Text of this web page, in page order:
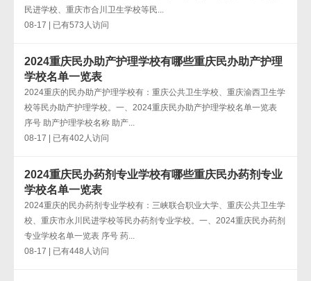
民进学校、重庆市合川卫生学校等民...
08-17 | 已有573人访问
2024重庆民办助产护理学校有哪些重庆民办助产护理
学校名单一览表
2024重庆的民办助产护理学校有：重庆公共卫生学校、重庆渝西卫生学
校等民办助产护理学校。一、2024重庆民办助产护理学校名单一览表
序号 助产护理学校名称 助产...
08-17 | 已有402人访问
2024重庆民办药剂专业学校有哪些重庆民办药剂专业
学校名单一览表
2024重庆的民办药剂专业学校有：三峡联合职业大学、重庆公共卫生学
校、重庆市永川民进学校等民办药剂专业学校。一、2024重庆民办药剂
专业学校名单一览表 序号 药...
08-17 | 已有448人访问